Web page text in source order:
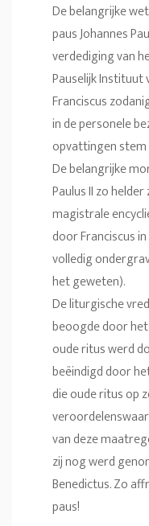
De belangrijke
paus Johannes
verdediging van
Pauselijk
Franciscus
in de personele
opvattingen stem
De belangrijke
Paulus II zo
magistrale
door Franciscus
volledig
het geweten).
De liturgische
beoogde door
oude ritus werd
beëindigd door
die oude ritus op
van deze
zij nog werd
Benedictus. Zo
paus!